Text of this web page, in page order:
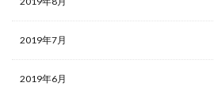
2019年7月
2019年6月